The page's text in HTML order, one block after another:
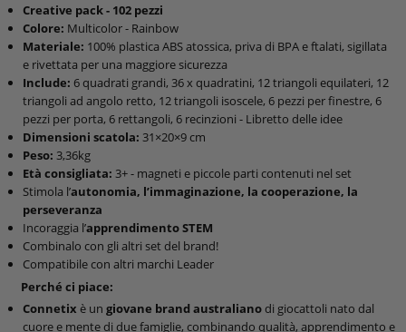
Creative pack - 102 pezzi
Colore: Multicolor - Rainbow
Materiale: 100% plastica ABS atossica, priva di BPA e ftalati, sigillata
e rivettata per una maggiore sicurezza
Include: 6 quadrati grandi, 36 x quadratini, 12 triangoli equilateri, 12
triangoli ad angolo retto, 12 triangoli isoscele, 6 pezzi per finestre, 6
pezzi per porta, 6 rettangoli, 6 recinzioni - Libretto delle idee
Dimensioni scatola: 31×20×9 cm
Peso: 3,36kg
Età consigliata: 3+ - magneti e piccole parti contenuti nel set
Stimola l’autonomia, l’immaginazione, la cooperazione, la
perseveranza
Incoraggia l’apprendimento STEM
Combinalo con gli altri set del brand!
Compatibile con altri marchi Leader
Perché ci piace:
Connetix è un giovane brand australianodi giocattoli nato dal
cuore e mente di due famiglie, combinando qualità, apprendimento e